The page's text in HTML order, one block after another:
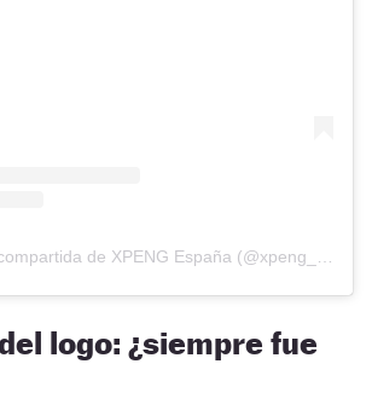
Una publicación compartida de XPENG España (@xpeng_es)
logo: ¿siempre fue